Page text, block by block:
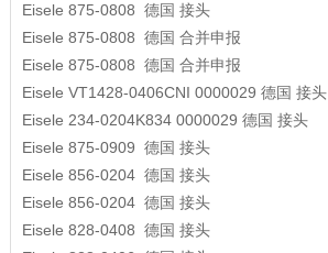
Eisele 875-0808 德国 接头
Eisele 875-0808 德国 合并申报
Eisele 875-0808 德国 合并申报
Eisele VT1428-0406CNI 0000029 德国 接头
Eisele 234-0204K834 0000029 德国 接头
Eisele 875-0909 德国 接头
Eisele 856-0204 德国 接头
Eisele 856-0204 德国 接头
Eisele 828-0408 德国 接头